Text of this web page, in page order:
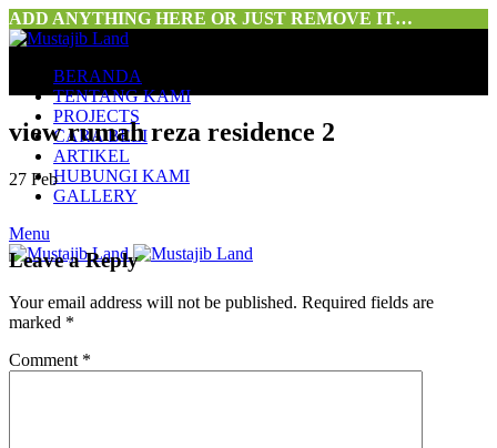
ADD ANYTHING HERE OR JUST REMOVE IT…
BERANDA
TENTANG KAMI
PROJECTS
CARA BELI
ARTIKEL
HUBUNGI KAMI
GALLERY
Menu
view rumah reza residence 2
27 Feb
Leave a Reply
Your email address will not be published. Required fields are
marked *
Comment *